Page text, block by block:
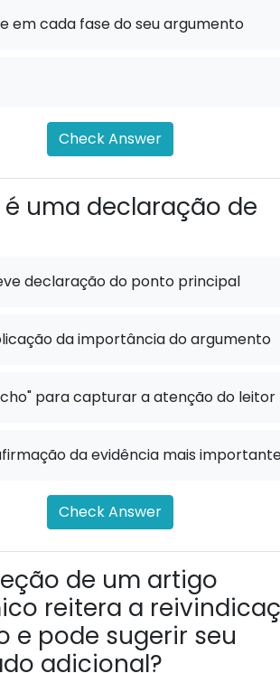
em cada fase do seu argumento
Check Answer
é uma declaração de
declaração do ponto principal
da importância do argumento
para capturar a atenção do leitor
da evidência mais
Check Answer
de um artigo
reitera a
e pode sugerir seu
adicional?